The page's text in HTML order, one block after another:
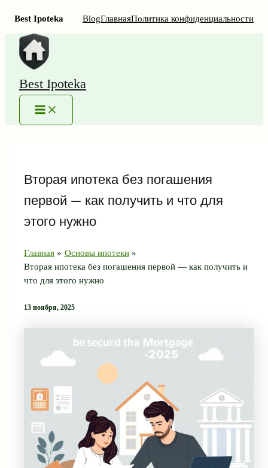
Best Ipoteka BlogГлавнаяПолитика конфиденциальности
Перейти
содержимому
Best Ipoteka
MAIN
MENU
Вторая ипотека без погашения
первой — как получить и что для
этого нужно
Главная
Основы ипотеки
Вторая ипотека без погашения первой — как получить и
что для этого нужно
13 ноября, 2025